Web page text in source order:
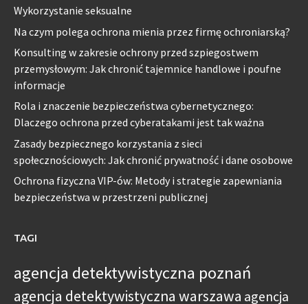
Wykorzystanie seksualne
Na czym polega ochrona mienia przez firmę ochroniarską?
Konsulting w zakresie ochrony przed szpiegostwem
przemysłowym: Jak chronić tajemnice handlowe i poufne
informacje
Rola i znaczenie bezpieczeństwa cybernetycznego:
Dlaczego ochrona przed cyberatakami jest tak ważna
Zasady bezpiecznego korzystania z sieci
społecznościowych: Jak chronić prywatność i dane osobowe
Ochrona fizyczna VIP-ów: Metody i strategie zapewniania
bezpieczeństwa w przestrzeni publicznej
TAGI
agencja detektywistyczna poznań
agencja detektywistyczna warszawa agencja